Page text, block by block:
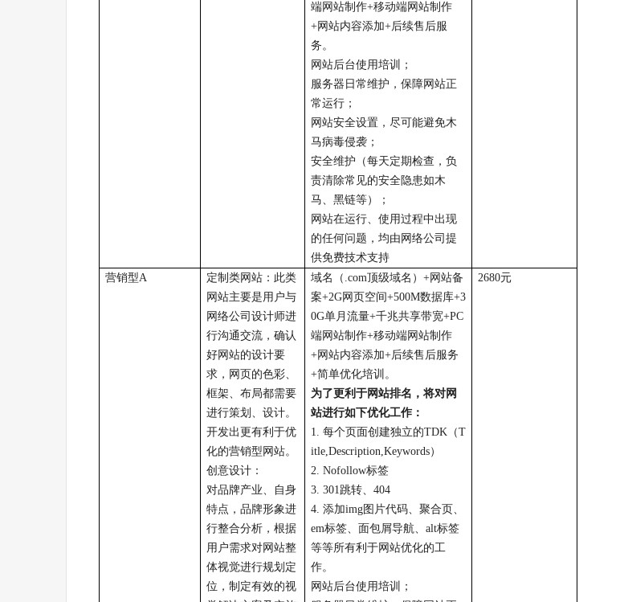
端网站制作+移动端网站制作
+网站内容添加+后续售后服
务。
网站后台使用培训；
服务器日常维护，保障网站正
常运行；
网站安全设置，尽可能避免木
马病毒侵袭；
安全维护（每天定期检查，负
责清除常见的安全隐患如木
马、黑链等）；
网站在运行、使用过程中出现
的任何问题，均由网络公司提
供免费技术支持
营销型A
定制类网站：此类
网站主要是用户与
网络公司设计师进
行沟通交流，确认
好网站的设计要
求，网页的色彩、
框架、布局都需要
进行策划、设计。
开发出更有利于优
化的营销型网站。
创意设计：
对品牌产业、自身
特点，品牌形象进
行整合分析，根据
用户需求对网站整
体视觉进行规划定
位，制定有效的视
域名（ .com顶级域名） +网站备
案+2G网页空间+500M数据库+3
0G单月流量+千兆共享带宽+PC
端网站制作+移动端网站制作
+网站内容添加+后续售后服务
+简单优化培训。
为了更利于网站排名，将对网
站进行如下优化工作：
1. 每个页面创建独立的TDK （T
itle,Description,Keywords）
2. Nofollow标签
3. 301跳转、 404
4. 添加img图片代码、聚合页、
em标签、面包屑导航、 alt标签
等等所有利于网站优化的工
作。
网站后台使用培训；
2680元